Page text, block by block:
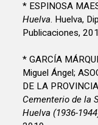
* ESPINOSA
Huelva. Huelva,
Publicaciones,
* GARCÍA
Miguel Ángel;
DE LA
Cementerio de la
Huelva (1936-